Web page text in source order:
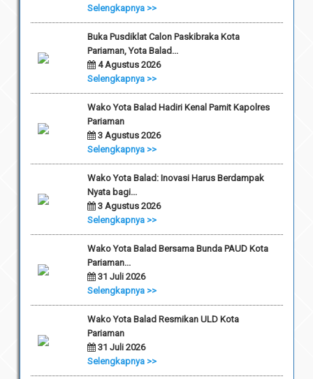
Selengkapnya >>
Buka Pusdiklat Calon Paskibraka Kota
Pariaman, Yota Balad...
4 Agustus 2026
Selengkapnya >>
Wako Yota Balad Hadiri Kenal Pamit Kapolres
Pariaman
3 Agustus 2026
Selengkapnya >>
Wako Yota Balad: Inovasi Harus Berdampak
Nyata bagi...
3 Agustus 2026
Selengkapnya >>
Wako Yota Balad Bersama Bunda PAUD Kota
Pariaman...
31 Juli 2026
Selengkapnya >>
Wako Yota Balad Resmikan ULD Kota
Pariaman
31 Juli 2026
Selengkapnya >>